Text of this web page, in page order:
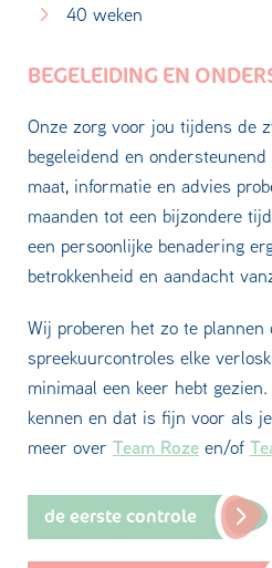
40 weken
BEGELEIDING EN
Onze zorg voor jou tijdens de
begeleidend en
maat, informatie en advies
maanden tot een bijzondere
een persoonlijke benadering
betrokkenheid en aandacht
Wij proberen het zo te
spreekuurcontroles elke
minimaal een keer hebt
kennen en dat is fijn voor als
meer over Team Roze en/of
de eerste controle